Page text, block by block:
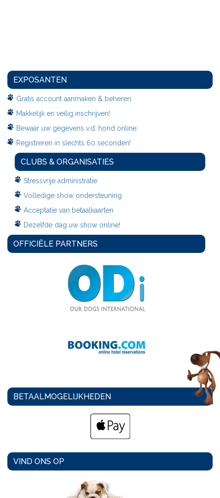
EXPOSANTEN
Gratis account aanmaken & beheren.
Makkelijk en veilig inschrijven!
Bewaar uw gegevens v.d. hond online.
Registreren in slechts 60 seconden!
CLUBS & ORGANISATIES
Stressvrije administratie
Volledige show ondersteuning
Acceptatie van betaalkaarten
Dezelfde dag uw show online!
OFFICIËLE PARTNERS
BETAALMOGELIJKHEDEN
VIND ONS OP